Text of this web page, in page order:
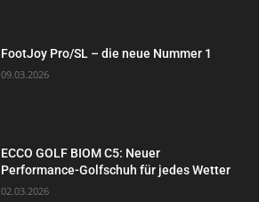
FootJoy Pro/SL – die neue Nummer 1
09.03.2026
ECCO GOLF BIOM C5: Neuer
Performance-Golfschuh für jedes Wetter
02.03.2026